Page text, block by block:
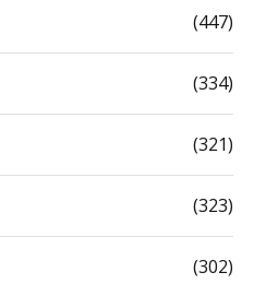
(447)
(334)
(321)
(323)
(302)